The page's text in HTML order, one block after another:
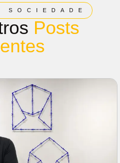
SOCIEDADE
Posts